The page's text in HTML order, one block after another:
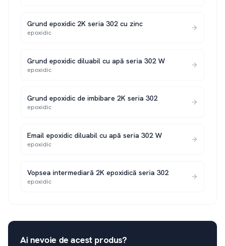
Grund epoxidic 2K seria 302 cu zinc
epoxidic
Grund epoxidic diluabil cu apă seria 302 W
epoxidic
Grund epoxidic de imbibare 2K seria 302
epoxidic
Email epoxidic diluabil cu apă seria 302 W
epoxidic
Vopsea intermediară 2K epoxidică seria 302
epoxidic
Ai nevoie de acest produs?